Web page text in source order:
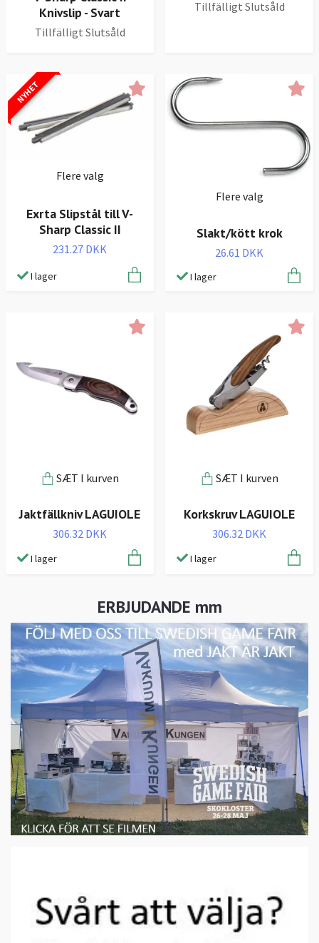
ERBJUDANDE mm
Knivslip - Svart
Tillfälligt Slutsåld
Tillfälligt Slutsåld
NYHET
Flere valg
Exrta Slipstål till V-
Sharp Classic II
231.27 DKK
I lager
Flere valg
Slakt/kött krok
26.61 DKK
I lager
SÆT I kurven
Jaktfällkniv LAGUIOLE
306.32 DKK
I lager
SÆT I kurven
Korkskruv LAGUIOLE
306.32 DKK
I lager